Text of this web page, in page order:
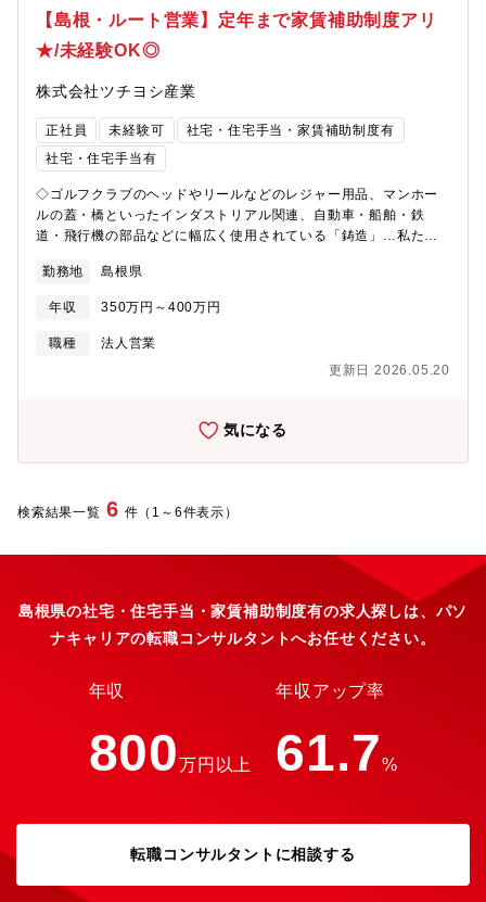
リーワンの事業形態で安定性◎＞マンホール/すき焼き鍋/船舶な
ど、鋳物は幅広く使用されています。鋳物用の砂採掘で創業し、
現在は鋳物工場向けの各種耐熱・耐火素形材料の製造・販売か
らず海外にも進出し、安定した売り上げを上げています。＜長く
当などの各種手当はもちろん、年齢制限なしの住宅手当など長く
働ける会社としての支援が充実しています。また、英語力を高め
るためのオンライン英会話レッスンの補助や自己啓発援助制度と
して受講料を会社が8割援助するなど、よりスキルアップ出来る環
境を会社が整えていることも魅力です。【募集背景】事業拡大に
伴う増員のため【組織構成】7名在籍（20代と30代、40代がそれ
【島根・ルート営業】定年まで家賃補助制度アリ
★/未経験OK◎
株式会社ツチヨシ産業
正社員 未経験可
社宅・住宅手当・家賃補助制度有
社宅・住宅手当有
◇ゴルフクラブのヘッドやリールなどのレジャー用品、マンホー
ルの蓋・橋といったインダストリアル関連、自動車・船舶・鉄
道・飛行機の部品などに幅広く使用されている「鋳造」…私たち
ない安定企業です◇【期待する役割】【職務内容】法人向けのル
ート営業を行っていただきます。（1人当たりの担当３～5社）■既
存顧客へ向けたサポート■鋳物の砂や鋳造用資材等の自社製品／サ
ービスの説明、提案営業Lお客様のお困りごと・ニーズを把握し課
す。Lお客様が必要とするものを裁量権もって提案出来ます。L環
す。★鋳造工程を一貫して提案できる企業は非常に少なく、ニー
ズに対して競合が少ないため、業界としては非常に安定性があり
ます。自動車メーカーがメイン顧客になっており、年間の目標は
商品の情報などはOJTにて徐々に学んでいただけます。【魅力】
ています。売り上げ実績だけでなく、個人やチームの成果/目標達
成度/勤務態度など、さまざまな視点から評価し、がんばった分き
ちんと昇給・賞与として還元される人事評価制度の導入を進めて
います。＜オンリーワンの事業形態で安定性◎＞マンホール/すき
焼き鍋/船舶など、鋳物は幅広く使用されています。鋳物用の砂採
造・販売から、工場設備の提案や据付工事などの事業を展開中。
手当/通勤手当などの各種手当はもちろん、年齢制限なしの住宅手
当など長く働ける会社としての支援が充実しています。また、英
事業拡大に伴う増員のため【組織構成】10名在籍（50代部長1
勤務地 島根県
年収 350万円～400万円
職種
法人営業
更新日 2026.05.20
気になる
検索結果一覧 6 件（1～6件表示）
島根県の社宅・住宅手当・家賃補助制度有の求人探しは、パソ
ナキャリアの転職コンサルタントへお任せください。
年収
800万円以上
年収アップ率
61.7%
転職コンサルタントに相談する